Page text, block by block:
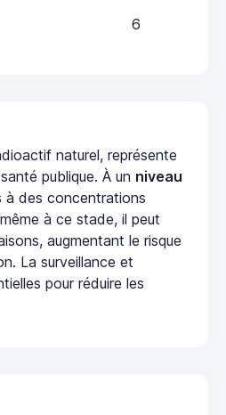
6
naturel, représente
publique. À un niveau
à des concentrations
à ce stade, il peut
augmentant le risque
La surveillance et
pour réduire les